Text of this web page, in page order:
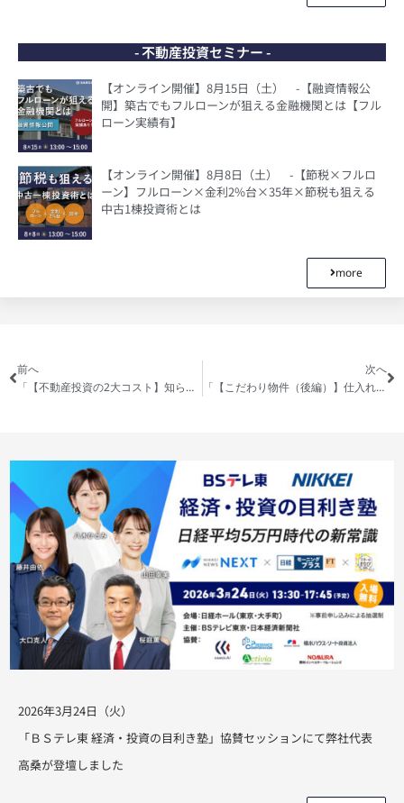
- 不動産投資セミナー -
【オンライン開催】8月15日（土） -【融資情報公
開】築古でもフルローンが狙える金融機関とは【フル
ローン実績有】
【オンライン開催】8月8日（土） -【節税×フルロ
ーン】フルローン×金利2%台×35年×節税も狙える
中古1棟投資術とは
more
前へ
「【不動産投資の2大コスト】知らなきゃ損する！管理費・修繕積立金」の動画を公開しました
次へ
「【こだわり物件（後編）】仕入れた不動産物件を徹底解説！なぜその物件を買ったのか！？全て話します！！」の動画を公開しました
2026年3月24日（火）
「ＢＳテレ東 経済・投資の目利き塾」協賛セッションにて弊社代表
高桑が登壇しました